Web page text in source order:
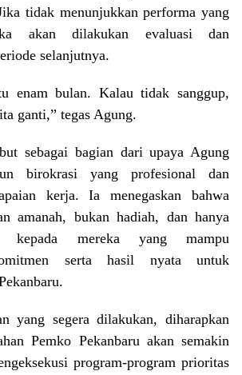
tidak menunjukkan performa yang
akan dilakukan evaluasi dan
selanjutnya.
enam bulan. Kalau tidak sanggup,
ganti,” tegas Agung.
sebagai bagian dari upaya Agung
birokrasi yang profesional dan
kerja. Ia menegaskan bahwa
amanah, bukan hadiah, dan hanya
kepada mereka yang mampu
serta hasil nyata untuk
yang segera dilakukan, diharapkan
Pemko Pekanbaru akan semakin
program-program prioritas